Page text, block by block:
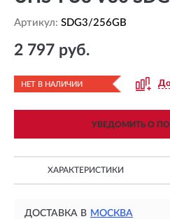
Артикул: SDG3/256GB
2 797 руб.
НЕТ В НАЛИЧИИ
УВЕДОМИТЬ О
ХАРАКТЕРИСТИКИ
ДОСТАВКА В МОСКВА